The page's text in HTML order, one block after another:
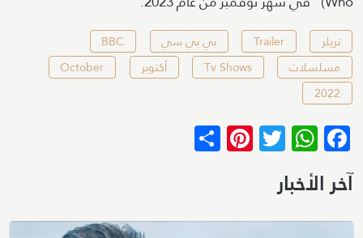
تريلر Trailer بي بي سي
BBC
مسلسلات
Tv Shows أكتوبر
October
2022
Facebook
WhatsApp
Twitter
Pinterest
Share
آخر الأخبار